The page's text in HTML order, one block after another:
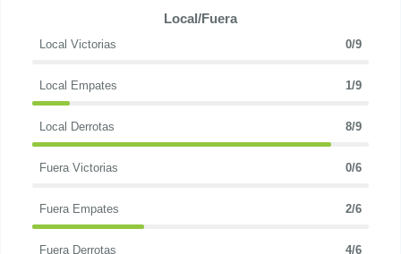
Local/Fuera
Local Victorias 0/9
Local Empates 1/9
Local Derrotas 8/9
Fuera Victorias 0/6
Fuera Empates 2/6
Fuera Derrotas 4/6